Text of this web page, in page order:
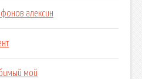
алексин
мой